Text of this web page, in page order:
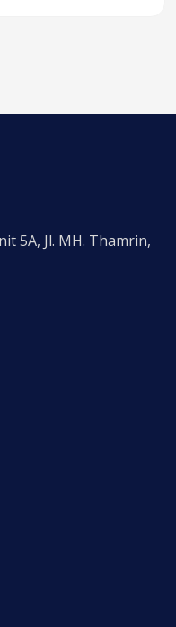
5A, Jl. MH. Thamrin,